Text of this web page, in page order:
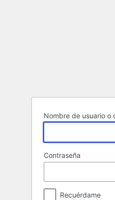
Nombre de usuario o
Contraseña
Recuérdame